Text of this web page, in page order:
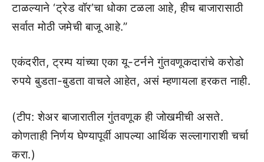
टाळल्याने ‘ट्रेड वॉर’चा धोका टळला आहे, हीच बाजारासाठी
सर्वात मोठी जमेची बाजू आहे.”
एकंदरीत, ट्रम्प यांच्या एका यू-टर्नने गुंतवणूकदारांचे करोडो
रुपये बुडता-बुडता वाचले आहेत, असं म्हणायला हरकत नाही.
(टीप: शेअर बाजारातील गुंतवणूक ही जोखमीची असते.
कोणताही निर्णय घेण्यापूर्वी आपल्या आर्थिक सल्लागाराशी चर्चा
करा.)